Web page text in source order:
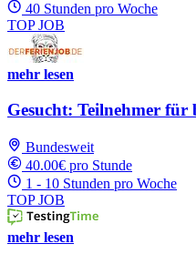
40 Stunden pro Woche
TOP JOB
mehr lesen
Gesucht: Teilnehmer für
Bundesweit
40.00€ pro Stunde
1 - 10 Stunden pro Woche
TOP JOB
mehr lesen